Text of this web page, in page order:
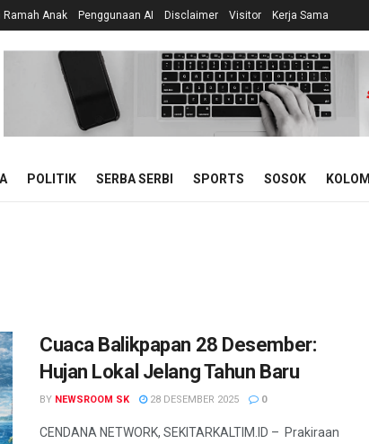
Ramah Anak Penggunaan AI Disclaimer Visitor Kerja Sama
POLITIK SERBA SERBI SPORTS SOSOK KOLOM
Cuaca Balikpapan 28 Desember:
Hujan Lokal Jelang Tahun Baru
BY NEWSROOM SK 28 DESEMBER 2025 0
CENDANA NETWORK, SEKITARKALTIM.ID – Prakiraan